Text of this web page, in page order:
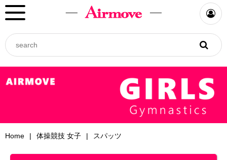
Home 体操競技 女子 スパッツ